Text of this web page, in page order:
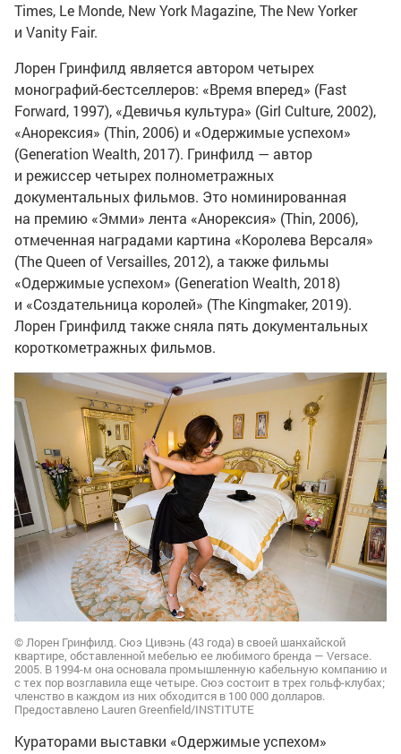
Times, Le Monde, New York Magazine, The New Yorker
и Vanity Fair.
Лорен Гринфилд является автором четырех
монографий-бестселлеров: «Время вперед» (Fast
Forward, 1997), «Девичья культура» (Girl Culture, 2002),
«Анорексия» (Thin, 2006) и «Одержимые успехом»
(Generation Wealth, 2017). Гринфилд — автор
и режиссер четырех полнометражных
документальных фильмов. Это номинированная
на премию «Эмми» лента «Анорексия» (Thin, 2006),
отмеченная наградами картина «Королева Версаля»
(The Queen of Versailles, 2012), а также фильмы
«Одержимые успехом» (Generation Wealth, 2018)
и «Создательница королей» (The Kingmaker, 2019).
Лорен Гринфилд также сняла пять документальных
короткометражных фильмов.
© Лорен Гринфилд. Сюэ Цивэнь (43 года) в своей шанхайской
квартире, обставленной мебелью ее любимого бренда — Versace.
2005. В 1994-м она основала промышленную кабельную компанию и
с тех пор возглавила еще четыре. Сюэ состоит в трех гольф-клубах;
членство в каждом из них обходится в 100 000 долларов.
Предоставлено Lauren Greenfield/INSTITUTE
Кураторами выставки «Одержимые успехом»